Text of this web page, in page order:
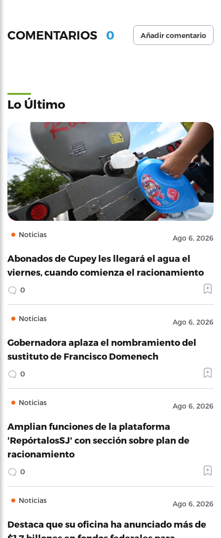
COMENTARIOS 0 Añadir comentario
Lo Último
Noticias Ago 6, 2026
Abonados de Cupey les llegará el agua el
viernes, cuando comienza el racionamiento
0
Noticias Ago 6, 2026
Gobernadora aplaza el nombramiento del
sustituto de Francisco Domenech
0
Noticias Ago 6, 2026
Amplian funciones de la plataforma
'RepórtalosSJ' con sección sobre plan de
racionamiento
0
Noticias Ago 6, 2026
Destaca que su oficina ha anunciado más de